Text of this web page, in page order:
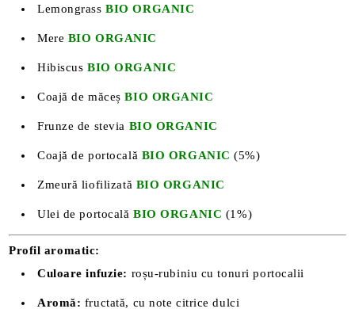
LemongrassBIO ORGANIC
Mere BIO ORGANIC
HibiscusBIO ORGANIC
Coajă de măceșBIO ORGANIC
Frunze de stevia BIO ORGANIC
Coajă de portocală BIO ORGANIC(5%)
Zmeură liofilizată BIO ORGANIC
Ulei de portocalăBIO ORGANIC (1%)
Profil aromatic:
Culoare infuzie: roșu-rubiniu cu tonuri portocalii
Aromă: fructată, cu note citrice dulci